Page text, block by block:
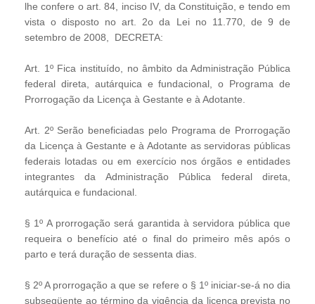
lhe confere o art. 84, inciso IV, da Constituição, e tendo em
vista o disposto no art. 2o da Lei no 11.770, de 9 de
setembro de 2008, DECRETA:
Art. 1º Fica instituído, no âmbito da Administração Pública
federal direta, autárquica e fundacional, o Programa de
Prorrogação da Licença à Gestante e à Adotante.
Art. 2º Serão beneficiadas pelo Programa de Prorrogação
da Licença à Gestante e à Adotante as servidoras públicas
federais lotadas ou em exercício nos órgãos e entidades
integrantes da Administração Pública federal direta,
autárquica e fundacional.
§ 1º A prorrogação será garantida à servidora pública que
requeira o benefício até o final do primeiro mês após o
parto e terá duração de sessenta dias.
§ 2º A prorrogação a que se refere o § 1º iniciar-se-á no dia
subseqüente ao término da vigência da licença prevista no